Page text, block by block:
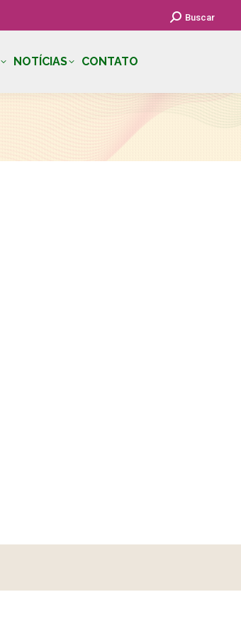
Search:
Buscar
NOTÍCIAS CONTATO